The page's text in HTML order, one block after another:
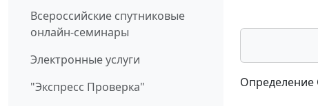
Всероссийские спутниковые
онлайн-семинары
Электронные услуги
"Экспресс Проверка"
Определение